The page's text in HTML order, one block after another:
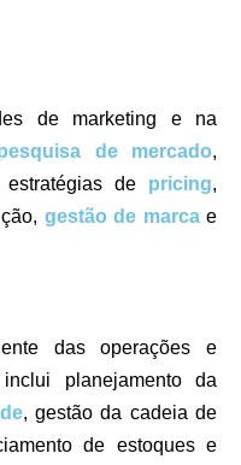
de marketing e na
de mercado,
estratégias de pricing,
gestão de marcae
das operações e
planejamento da
, gestão da cadeia de
de estoques e